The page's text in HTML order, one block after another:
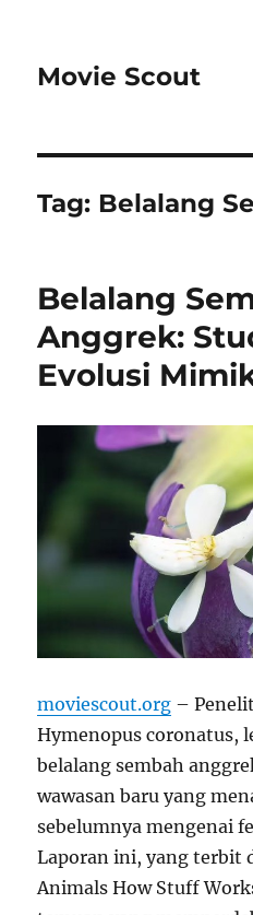
Movie Scout
Tag: Belalang
Belalang
Anggrek:
Evolusi
moviescout.org –
Hymenopus coronatus,
belalang sembah
wawasan baru yang
sebelumnya mengenai
Laporan ini, yang terbit
Animals How Stuff